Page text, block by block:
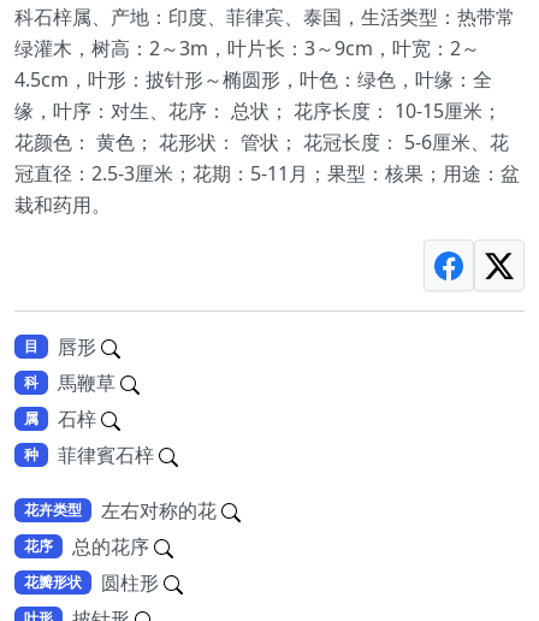
科石梓属、产地：印度、菲律宾、泰国，生活类型：热带常
绿灌木，树高：2～3m，叶片长：3～9cm，叶宽：2～
4.5cm，叶形：披针形～椭圆形，叶色：绿色，叶缘：全
缘，叶序：对生、花序： 总状； 花序长度： 10-15厘米；
花颜色： 黄色； 花形状： 管状； 花冠长度： 5-6厘米、花
冠直径：2.5-3厘米；花期：5-11月；果型：核果；用途：盆
栽和药用。
目 唇形
科 馬鞭草
属 石梓
种 菲律賓石梓
花卉类型 左右对称的花
花序 总的花序
花瓣形状 圆柱形